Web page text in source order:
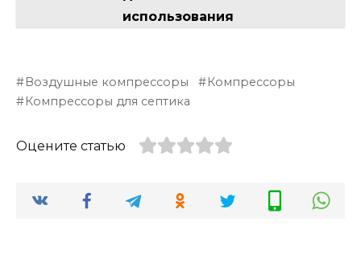
использования
Воздушные компрессоры
Компрессоры
Компрессоры для септика
Оцените статью